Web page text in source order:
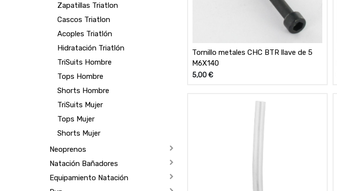
Zapatillas Triatlon
Cascos Triatlon
Acoples Triatlón
Hidratación Triatlón
TriSuits Hombre
Tops Hombre
Shorts Hombre
TriSuits Mujer
Tops Mujer
Shorts Mujer
Neoprenos
Natación Bañadores
Equipamiento Natación
Tornillo metales CHC BTR llave de 5
M6X140
5,00€